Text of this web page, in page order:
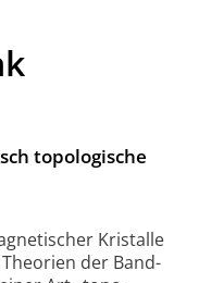
topologische
Kristalle
der Band-